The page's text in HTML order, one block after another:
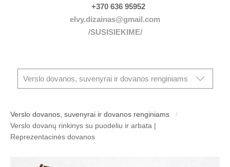
+370 636 95952
elvy.dizainas@gmail.com
/SUSISIEKIME/
Verslo dovanos, suvenyrai ir dovanos renginiams
Verslo dovanos, suvenyrai ir dovanos renginiams
Verslo dovanų rinkinys su puodeliu ir arbata |
Reprezentacinės dovanos